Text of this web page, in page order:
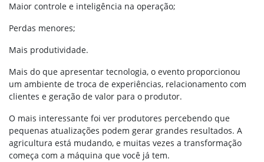
Maior controle e inteligência na operação;
Perdas menores;
Mais produtividade.
Mais do que apresentar tecnologia, o evento proporcionou
um ambiente de troca de experiências, relacionamento com
clientes e geração de valor para o produtor.
O mais interessante foi ver produtores percebendo que
pequenas atualizações podem gerar grandes resultados. A
agricultura está mudando, e muitas vezes a transformação
começa com a máquina que você já tem.